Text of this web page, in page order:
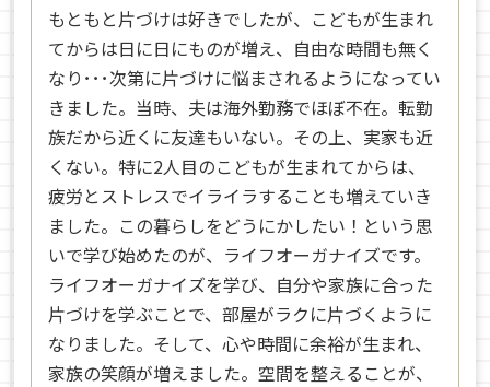
もともと片づけは好きでしたが、こどもが生まれ
てからは日に日にものが増え、自由な時間も無く
なり･･･次第に片づけに悩まされるようになってい
きました。当時、夫は海外勤務でほぼ不在。転勤
族だから近くに友達もいない。その上、実家も近
くない。特に2人目のこどもが生まれてからは、
疲労とストレスでイライラすることも増えていき
ました。この暮らしをどうにかしたい！という思
いで学び始めたのが、ライフオーガナイズです。
ライフオーガナイズを学び、自分や家族に合った
片づけを学ぶことで、部屋がラクに片づくように
なりました。そして、心や時間に余裕が生まれ、
家族の笑顔が増えました。空間を整えることが、